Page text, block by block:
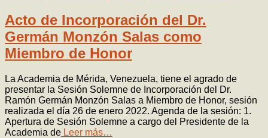
Acto de Incorporación del Dr.
Germán Monzón Salas como
Miembro de Honor
La Academia de Mérida, Venezuela, tiene el agrado de
presentar la Sesión Solemne de Incorporación del Dr.
Ramón Germán Monzón Salas a Miembro de Honor, sesión
realizada el día 26 de enero 2022. Agenda de la sesión: 1.
Apertura de Sesión Solemne a cargo del Presidente de la
Academia de Leer más…